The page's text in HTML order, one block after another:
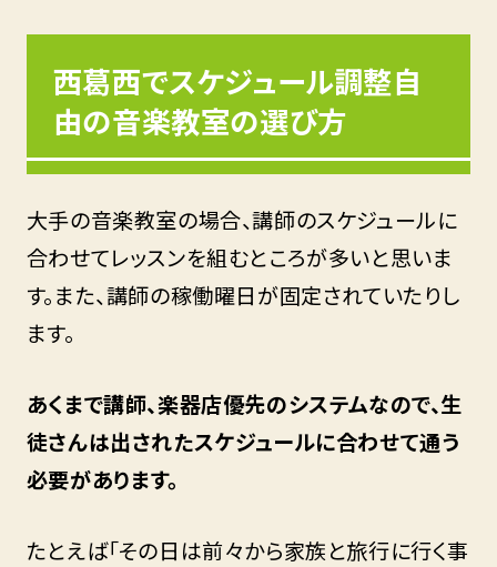
西葛西でスケジュール調整自
由の音楽教室の選び方
大手の音楽教室の場合、講師のスケジュールに
合わせてレッスンを組むところが多いと思いま
す。また、講師の稼働曜日が固定されていたりし
ます。
あくまで講師、楽器店優先のシステムなので、生
徒さんは出されたスケジュールに合わせて通う
必要があります。
たとえば「その日は前々から家族と旅行に行く事